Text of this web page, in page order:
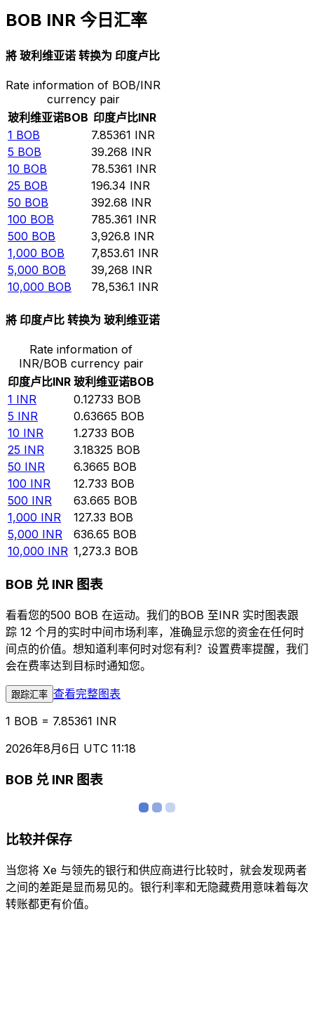
BOB INR 今日汇率
將 玻利维亚诺 转换为 印度卢比
Rate information of BOB/INR
currency pair
玻利维亚诺BOB 印度卢比INR
1 BOB 7.85361 INR
5 BOB 39.268 INR
10 BOB 78.5361 INR
25 BOB 196.34 INR
50 BOB 392.68 INR
100 BOB 785.361 INR
500 BOB 3,926.8 INR
1,000 BOB 7,853.61 INR
5,000 BOB 39,268 INR
10,000 BOB 78,536.1 INR
將 印度卢比 转换为 玻利维亚诺
Rate information of
INR/BOB currency pair
印度卢比INR 玻利维亚诺BOB
1 INR 0.12733 BOB
5 INR 0.63665 BOB
10 INR 1.2733 BOB
25 INR 3.18325 BOB
50 INR 6.3665 BOB
100 INR 12.733 BOB
500 INR 63.665 BOB
1,000 INR 127.33 BOB
5,000 INR 636.65 BOB
10,000 INR 1,273.3 BOB
BOB 兑 INR 图表
看看您的500 BOB 在运动。我们的BOB 至INR 实时图表跟
踪 12 个月的实时中间市场利率，准确显示您的资金在任何时
间点的价值。想知道利率何时对您有利？设置费率提醒，我们
会在费率达到目标时通知您。
跟踪汇率 查看完整图表
1 BOB = 7.85361 INR
2026年8月6日 UTC 11:18
BOB 兑 INR 图表
比较并保存
当您将 Xe 与领先的银行和供应商进行比较时，就会发现两者
之间的差距是显而易见的。银行利率和无隐藏费用意味着每次
转账都更有价值。